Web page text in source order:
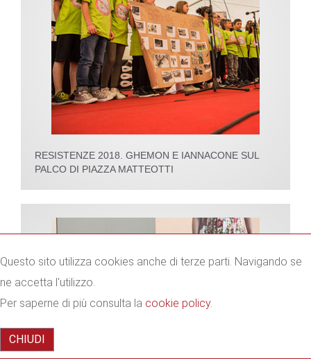
RESISTENZE 2018. GHEMON E IANNACONE SUL
PALCO DI PIAZZA MATTEOTTI
Questo sito utilizza cookies anche di terze parti. Navigando se
ne accetta l'utilizzo.
Per saperne di più consulta la cookie policy.
CHIUDI